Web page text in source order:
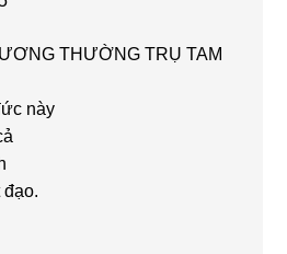
THƯỜNG TRỤ TAM
này